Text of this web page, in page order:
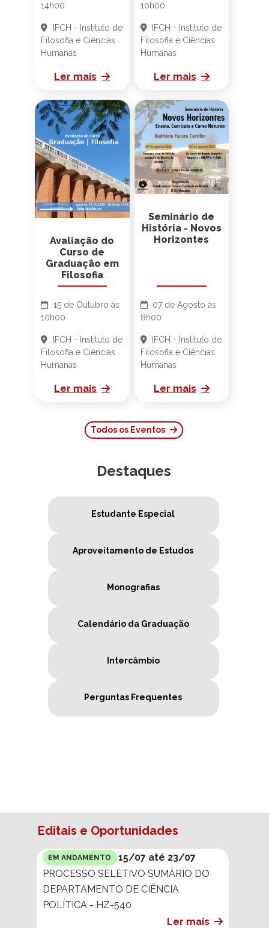
14h00
IFCH - Instituto de
Filosofia e Ciências
Humanas
Ler mais
10h00
IFCH - Instituto de
Filosofia e Ciências
Humanas
Ler mais
Avaliação do
Curso de
Graduação em
Filosofia
15 de Outubro às
10h00
IFCH - Instituto de
Filosofia e Ciências
Humanas
Ler mais
Seminário de
História - Novos
Horizontes
07 de Agosto às
8h00
IFCH - Instituto de
Filosofia e Ciências
Humanas
Ler mais
Todos os Eventos
Destaques
Estudante Especial
Aproveitamento de Estudos
Monografias
Calendário da Graduação
Intercâmbio
Perguntas Frequentes
Editais e Oportunidades
EM ANDAMENTO
15/07 até 23/07
PROCESSO SELETIVO SUMÁRIO DO
DEPARTAMENTO DE CIÊNCIA
POLÍTICA - HZ-540
Ler mais